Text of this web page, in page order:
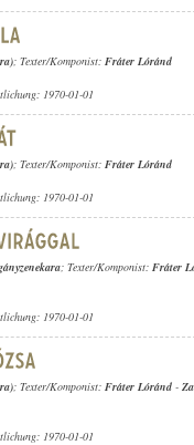
; Texter/Komponist: Fráter Lóránd
1970-01-01
; Texter/Komponist: Fráter Lóránd
1970-01-01
; Texter/Komponist: Fráter
1970-01-01
; Texter/Komponist: Fráter Lóránd -
1970-01-01